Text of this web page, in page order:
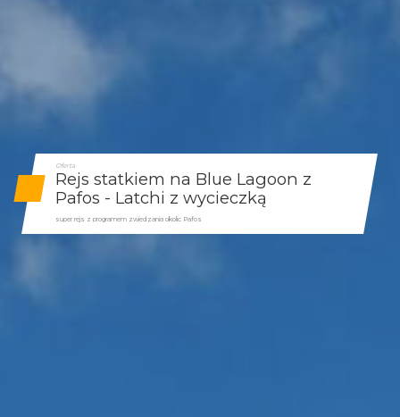
Oferta
Rejs statkiem na Blue Lagoon z
Pafos - Latchi z wycieczką
super rejs z programem zwiedzania okolic Pafos